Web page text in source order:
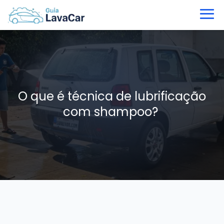
O que é técnica de lubrificação
com shampoo?